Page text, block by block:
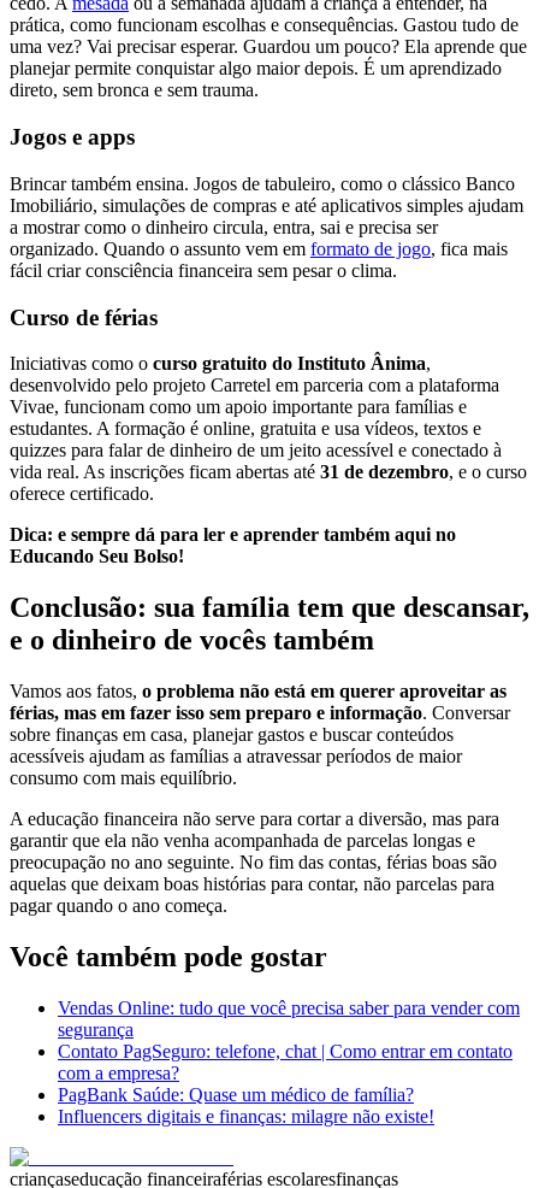
prática, como funcionam escolhas e consequências. Gastou tudo de
uma vez? Vai precisar esperar. Guardou um pouco? Ela aprende que
planejar permite conquistar algo maior depois. É um aprendizado
direto, sem bronca e sem trauma.
Jogos e apps
Brincar também ensina. Jogos de tabuleiro, como o clássico Banco
Imobiliário, simulações de compras e até aplicativos simples ajudam
a mostrar como o dinheiro circula, entra, sai e precisa ser
organizado. Quando o assunto vem em formato de jogo, fica mais
fácil criar consciência financeira sem pesar o clima.
Curso de férias
Iniciativas como o curso gratuito do Instituto Ânima,
desenvolvido pelo projeto Carretel em parceria com a plataforma
Vivae, funcionam como um apoio importante para famílias e
estudantes. A formação é online, gratuita e usa vídeos, textos e
quizzes para falar de dinheiro de um jeito acessível e conectado à
vida real. As inscrições ficam abertas até 31 de dezembro, e o curso
oferece certificado.
Dica: e sempre dá para ler e aprender também aqui no
Educando Seu Bolso!
Conclusão: sua família tem que descansar,
e o dinheiro de vocês também
Vamos aos fatos, o problema não está em querer aproveitar as
férias, mas em fazer isso sem preparo e informação. Conversar
sobre finanças em casa, planejar gastos e buscar conteúdos
acessíveis ajudam as famílias a atravessar períodos de maior
consumo com mais equilíbrio.
A educação financeira não serve para cortar a diversão, mas para
garantir que ela não venha acompanhada de parcelas longas e
preocupação no ano seguinte. No fim das contas, férias boas são
aquelas que deixam boas histórias para contar, não parcelas para
pagar quando o ano começa.
Você também pode gostar
Vendas Online: tudo que você precisa saber para vender com
segurança
Contato PagSeguro: telefone, chat | Como entrar em contato
com a empresa?
PagBank Saúde: Quase um médico de família?
Influencers digitais e finanças: milagre não existe!
criançaseducação financeiraférias escolaresfinanças